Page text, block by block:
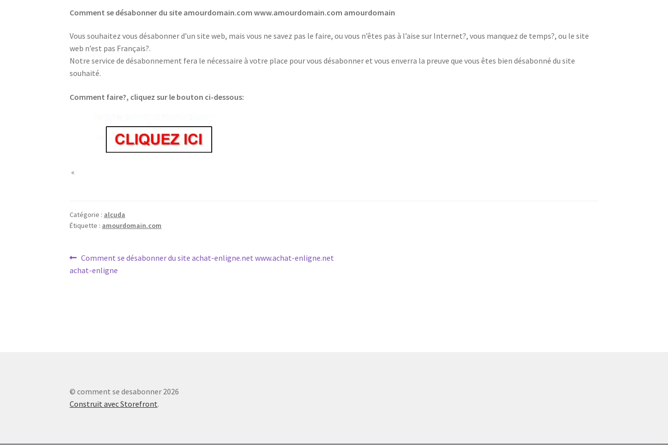
Comment se désabonner du site amourdomain.com www.amourdomain.com amourdomain
Vous souhaitez vous désabonner d’un site web, mais vous ne savez pas le faire, ou vous n’êtes pas à l’aise sur Internet?, vous manquez de temps?, ou le site
web n’est pas Français?.
Notre service de désabonnement fera le nécessaire à votre place pour vous désabonner et vous enverra la preuve que vous êtes bien désabonné du site
souhaité.
Comment faire?, cliquez sur le bouton ci-dessous:
«
Catégorie : alcuda
Étiquette : amourdomain.com
Navigation
de
Article
précédent :
Comment se désabonner du site achat-enligne.net www.achat-enligne.net
achat-enligne
© comment se desabonner 2026
Construit avec Storefront.